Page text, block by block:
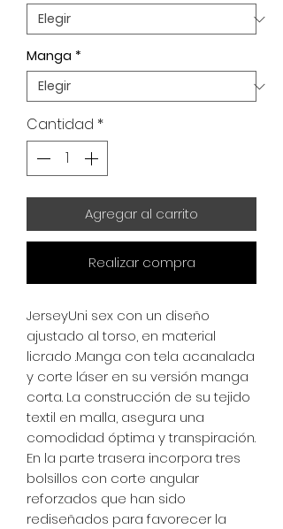
Manga *
Cantidad *
Agregar al carrito
Realizar compra
JerseyUni sex con un diseño
ajustado al torso, en material
licrado .Manga con tela acanalada
y corte láser en su versión manga
corta. La construcción de su tejido
textil en malla, asegura una
comodidad óptima y transpiración.
En la parte trasera incorpora tres
bolsillos con corte angular
reforzados que han sido
rediseñados para favorecer la